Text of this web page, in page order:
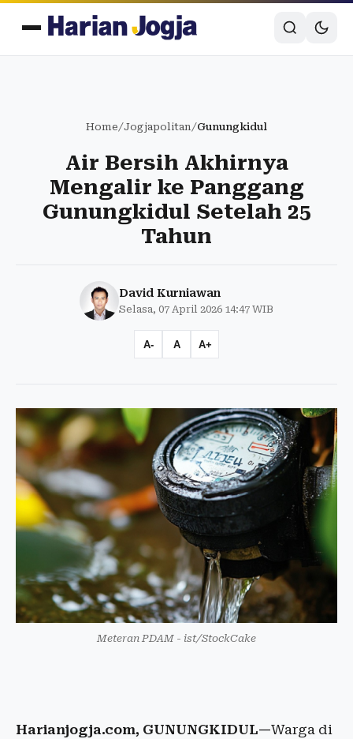
Home/Jogjapolitan/Gunungkidul
Air Bersih Akhirnya
Mengalir ke Panggang
Gunungkidul Setelah 25
Tahun
David Kurniawan
Selasa, 07 April 2026 14:47 WIB
A- A A+
Meteran PDAM - ist/StockCake
Harianjogja.com, GUNUNGKIDUL—Warga di